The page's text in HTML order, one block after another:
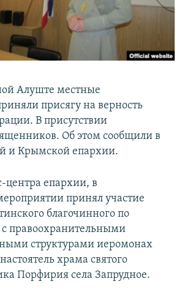
Алуште местные
присягу на верность
В присутствии
Об этом сообщили в
и Крымской епархии.
епархии, в
принял участие
благочинного по
правоохранительными
структурами иеромонах
храма святого
Порфирия села Запрудное.